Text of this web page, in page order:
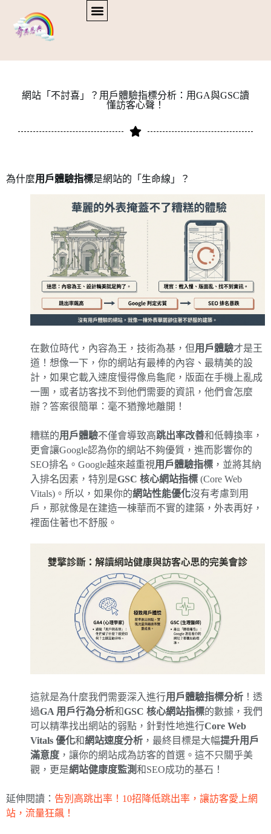
網站「不討喜」？用戶體驗指標分析：用GA與GSC讀
懂訪客心聲！
為什麼用戶體驗指標是網站的「生命線」？
在數位時代，內容為王，技術為基，但用戶體驗才是王
道！想像一下，你的網站有最棒的內容、最精美的設
計，如果它載入速度慢得像烏龜爬，版面在手機上亂成
一團，或者訪客找不到他們需要的資訊，他們會怎麼
辦？答案很簡單：毫不猶豫地離開！
糟糕的用戶體驗不僅會導致高跳出率改善和低轉換率，
更會讓Google認為你的網站不夠優質，進而影響你的
SEO排名。Google越來越重視用戶體驗指標 ，並將其納
入排名因素，特別是GSC 核心網站指標 (Core Web
Vitals)。所以，如果你的網站性能優化沒有考慮到用
戶，那就像是在建造一棟華而不實的建築，外表再好，
裡面住著也不舒服。
這就是為什麼我們需要深入進行用戶體驗指標分析 ！透
過GA 用戶行為分析和GSC 核心網站指標的數據，我們
可以精準找出網站的弱點，針對性地進行Core Web
Vitals 優化和網站速度分析 ，最終目標是大幅提升用戶
滿意度 ，讓你的網站成為訪客的首選。這不只關乎美
觀，更是網站健康度監測和SEO成功的基石！
延伸閱讀： 告別高跳出率！10招降低跳出率，讓訪客愛上網
站，流量狂飆！